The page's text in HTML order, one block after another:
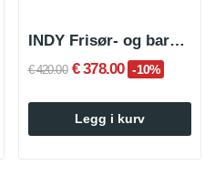
INDY Frisør- og barbervogn, tre
€ 420.00 € 378.00 -10%
Legg i kurv